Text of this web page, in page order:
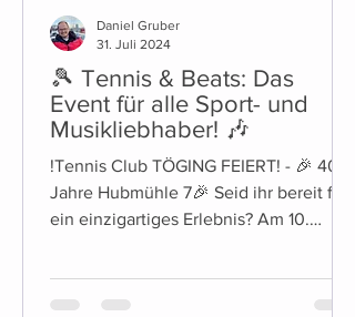
🎾 Tennis & Beats: Das
Event für alle Sport- und
Musikliebhaber! 🎶
!Tennis Club TÖGING FEIERT! - 🎉 40
Jahre Hubmühle 7🎉 Seid ihr bereit für
ein einzigartiges Erlebnis? Am 10.
Daniel Gruber
31. Juli 2024